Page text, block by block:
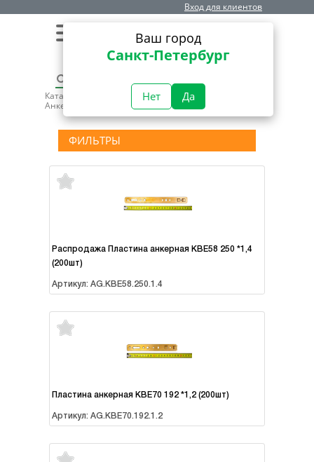
Ваш город
Санкт-Петербург
Нет Да
Вход для клиентов
Каталог
Крепёжные изделия
Анкерные пластины
Анкер Голд
ФИЛЬТРЫ
Распродажа Пластина анкерная KBE58 250 *1,4
(200шт)
Артикул: AG.KBE58.250.1.4
Пластина анкерная KBE70 192 *1,2 (200шт)
Артикул: AG.KBE70.192.1.2